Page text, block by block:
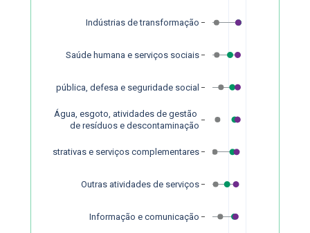
Informação e comunicação
Outras atividades de serviços
administrativas e serviços complementares
Água, esgoto, atividades de gestão
de resíduos e descontaminação
pública, defesa e seguridade social
Saúde humana e serviços sociais
Indústrias de transformação